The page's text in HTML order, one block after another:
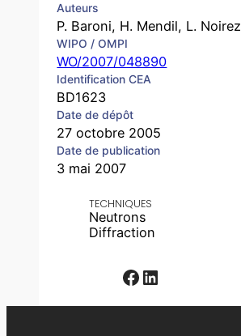
Auteurs
P. Baroni, H. Mendil, L. Noirez
WIPO / OMPI
WO/2007/048890
Identification CEA
BD1623
Date de dépôt
27 octobre 2005
Date de publication
3 mai 2007
TECHNIQUES
Neutrons
Diffraction
Facebook LinkedIn